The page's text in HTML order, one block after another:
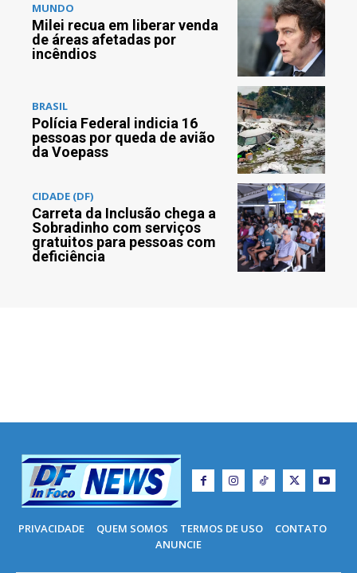
MUNDO
Milei recua em liberar venda
de áreas afetadas por
incêndios
BRASIL
Polícia Federal indicia 16
pessoas por queda de avião
da Voepass
CIDADE (DF)
Carreta da Inclusão chega a
Sobradinho com serviços
gratuitos para pessoas com
deficiência
PRIVACIDADE QUEM SOMOS TERMOS DE USO
CONTATO
ANUNCIE